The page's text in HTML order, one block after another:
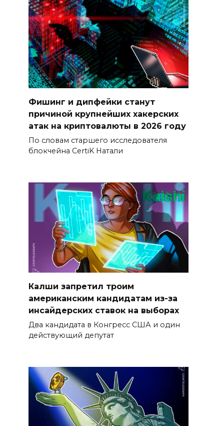
Фишинг и дипфейки станут
причиной крупнейших хакерских
атак на криптовалюты в 2026 году
По словам старшего исследователя
блокчейна CertiK Натали
Калши запретил троим
американским кандидатам из-за
инсайдерских ставок на выборах
Два кандидата в Конгресс США и один
действующий депутат